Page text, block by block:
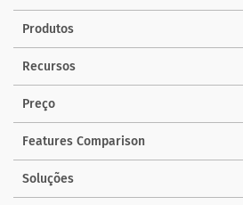
Produtos
Recursos
Preço
Features Comparison
Soluções